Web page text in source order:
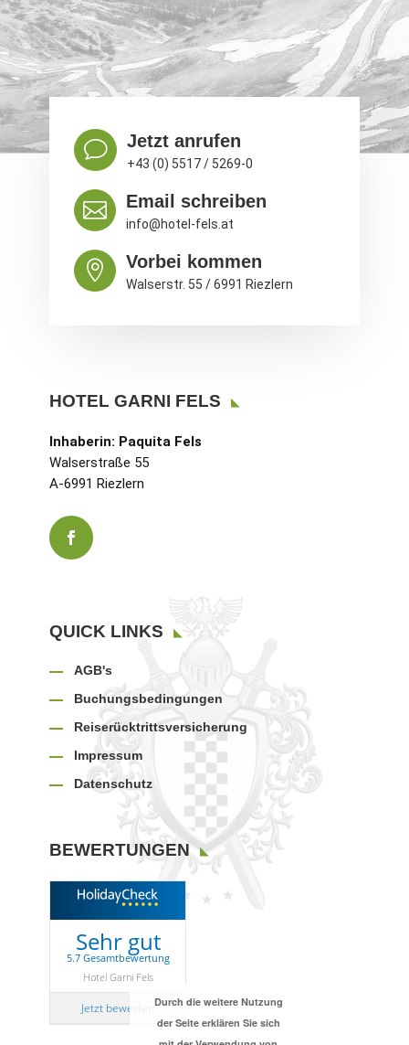
v Jetzt anrufen
+43 (0) 5517 / 5269-0
 Email schreiben
info@hotel-fels.at
 Vorbei kommen
Walserstr. 55 / 6991 Riezlern
HOTEL GARNI FELS
Inhaberin: Paquita Fels
Walserstraße 55
A-6991 Riezlern
QUICK LINKS
AGB's
Buchungsbedingungen
Reiserücktrittsversicherung
Impressum
Datenschutz
BEWERTUNGEN
Sehr gut
5.7 Gesamtbewertung
Hotel Garni Fels
Jetzt bewerten Durch die weitere Nutzung
der Seite erklären Sie sich